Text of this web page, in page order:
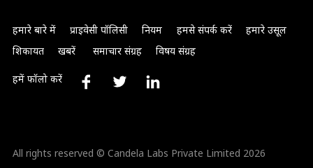
हमारे बारे में प्राइवेसी पॉलिसी नियम हमसे संपर्क करें
हमारे उसूल
शिकायत
खबरें समाचार संग्रह विषय संग्रह
हमें फॉलो करें
All rights reserved © Candela Labs Private Limited 2026